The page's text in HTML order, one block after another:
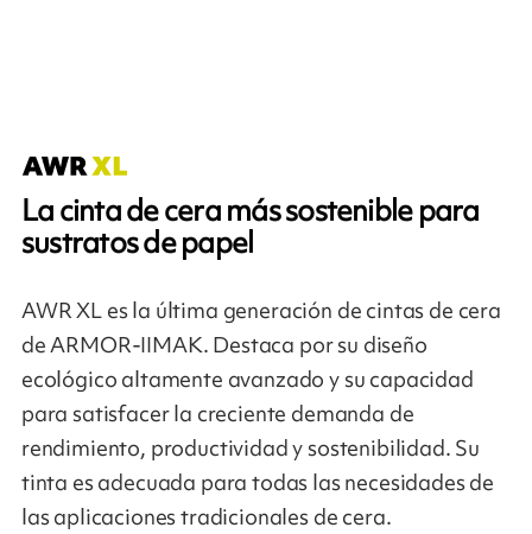
La cinta de cera más sostenible para
sustratos de papel
AWR XL es la última generación de cintas de cera
de ARMOR-IIMAK. Destaca por su diseño
ecológico altamente avanzado y su capacidad
para satisfacer la creciente demanda de
rendimiento, productividad y sostenibilidad. Su
tinta es adecuada para todas las necesidades de
las aplicaciones tradicionales de cera.